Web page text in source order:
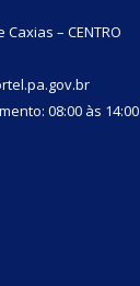
– CENTRO
08:00 às 14:00